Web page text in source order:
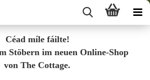
Céad míle fáilte!
Stöbern im neuen Online-Shop
von The Cottage.